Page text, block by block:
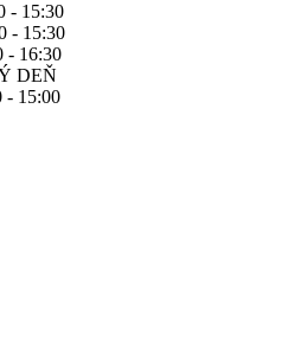
- 15:30
- 15:30
- 16:30
DEŇ
- 15:00